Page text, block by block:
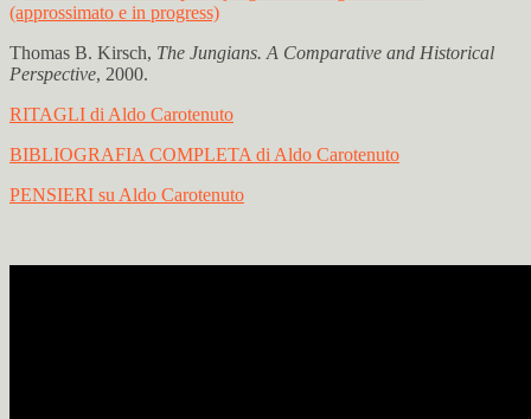
Thomas B. Kirsch, The Jungians. A Comparative and Historical
Perspective, 2000.
RITAGLI di Aldo Carotenuto
BIBLIOGRAFIA COMPLETA di Aldo Carotenuto
PENSIERI su Aldo Carotenuto